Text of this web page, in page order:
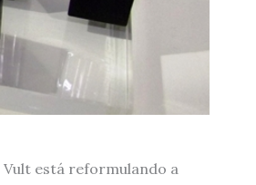
Vult está reformulando a